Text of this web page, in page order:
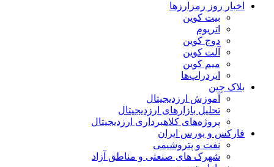
اخبار روز رمزارزها
بیت کوین
اتریوم
دوج کوین
آلت کوین
میم کوین‌
ایردراپ‌ها
بلاک چین
آموزش ارزدیجیتال
تحلیل بازارهای ارزدیجیتال
پروژه‌های کلاهبرداری ارزدیجیتال
فارکس و بورس ایران
نفت و پتروشیمی
شهرک های صنعتی و مناطق آزاد